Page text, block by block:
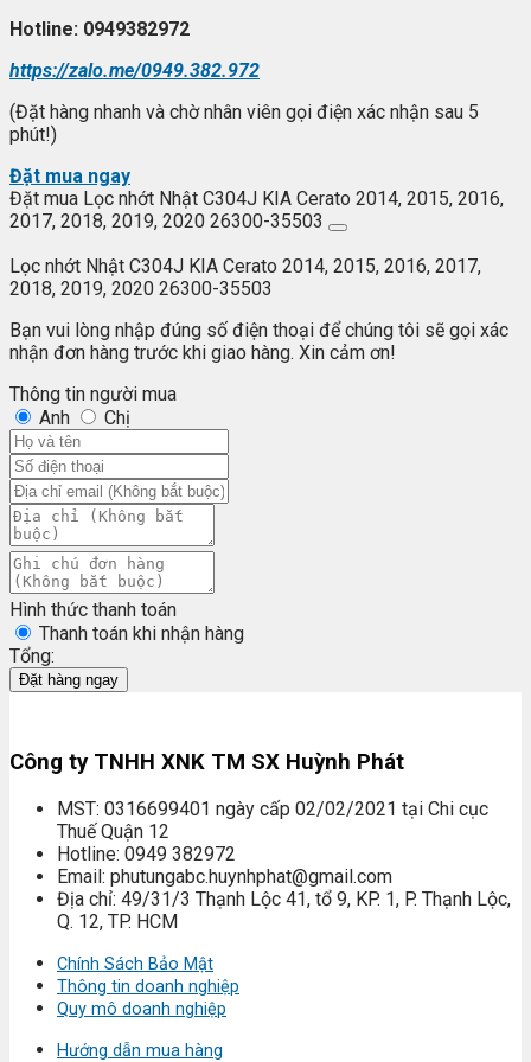
Hotline: 0949382972
https://zalo.me/0949.382.972
(Đặt hàng nhanh và chờ nhân viên gọi điện xác nhận sau 5
phút!)
Đặt mua ngay
Đặt mua Lọc nhớt Nhật C304J KIA Cerato 2014, 2015, 2016,
2017, 2018, 2019, 2020 26300-35503
Lọc nhớt Nhật C304J KIA Cerato 2014, 2015, 2016, 2017,
2018, 2019, 2020 26300-35503
Bạn vui lòng nhập đúng số điện thoại để chúng tôi sẽ gọi xác
nhận đơn hàng trước khi giao hàng. Xin cảm ơn!
Thông tin người mua
Anh
Chị
Hình thức thanh toán
Thanh toán khi nhận hàng
Tổng:
Đặt hàng ngay
Công ty TNHH XNK TM SX Huỳnh Phát
MST: 0316699401 ngày cấp 02/02/2021 tại Chi cục
Thuế Quận 12
Hotline: 0949 382972
Email: phutungabc.huynhphat@gmail.com
Địa chỉ: 49/31/3 Thạnh Lộc 41, tổ 9, KP. 1, P. Thạnh Lộc,
Q. 12, TP. HCM
Chính Sách Bảo Mật
Thông tin doanh nghiệp
Quy mô doanh nghiệp
Hướng dẫn mua hàng